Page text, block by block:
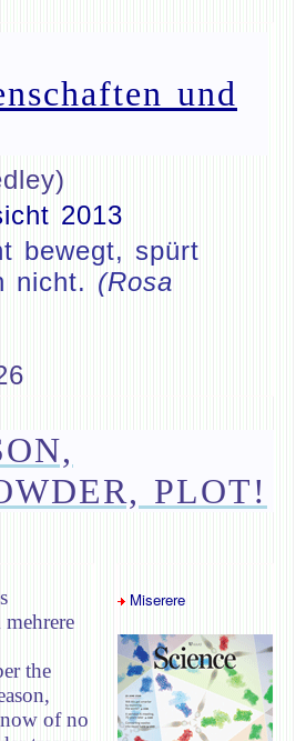
und
2013
bewegt, spürt
nicht. (Rosa
PLOT!
the
of no
Miserere